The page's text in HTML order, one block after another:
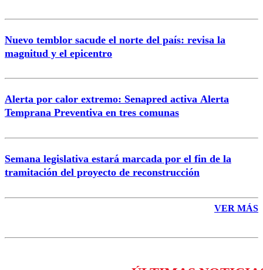
Nuevo temblor sacude el norte del país: revisa la
magnitud y el epicentro
Alerta por calor extremo: Senapred activa Alerta
Temprana Preventiva en tres comunas
Semana legislativa estará marcada por el fin de la
tramitación del proyecto de reconstrucción
VER MÁS